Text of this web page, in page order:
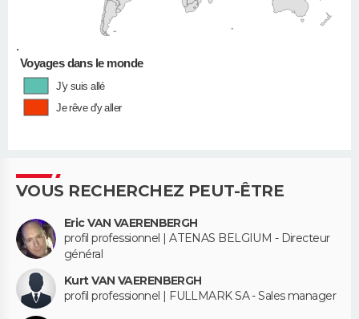
•
Voyages dans le monde
J'y suis allé
Je rêve d'y aller
VOUS RECHERCHEZ PEUT-ÊTRE
Eric VAN VAERENBERGH
profil professionnel | ATENAS BELGIUM - Directeur
général
Kurt VAN VAERENBERGH
profil professionnel | FULLMARK SA - Sales manager